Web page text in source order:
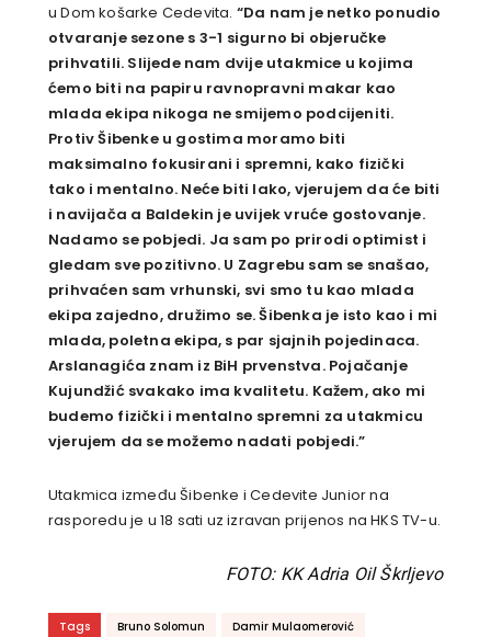
u Dom košarke Cedevita. “Da nam je netko ponudio
otvaranje sezone s 3-1 sigurno bi objeručke
prihvatili. Slijede nam dvije utakmice u kojima
ćemo biti na papiru ravnopravni makar kao
mlada ekipa nikoga ne smijemo podcijeniti.
Protiv Šibenke u gostima moramo biti
maksimalno fokusirani i spremni, kako fizički
tako i mentalno. Neće biti lako, vjerujem da će biti
i navijača a Baldekin je uvijek vruće gostovanje.
Nadamo se pobjedi. Ja sam po prirodi optimist i
gledam sve pozitivno. U Zagrebu sam se snašao,
prihvaćen sam vrhunski, svi smo tu kao mlada
ekipa zajedno, družimo se. Šibenka je isto kao i mi
mlada, poletna ekipa, s par sjajnih pojedinaca.
Arslanagića znam iz BiH prvenstva. Pojačanje
Kujundžić svakako ima kvalitetu. Kažem, ako mi
budemo fizički i mentalno spremni za utakmicu
vjerujem da se možemo nadati pobjedi.”
Utakmica između Šibenke i Cedevite Junior na
rasporedu je u 18 sati uz izravan prijenos na HKS TV-u.
FOTO: KK Adria Oil Škrljevo
Tags Bruno Solomun
Damir Mulaomerović